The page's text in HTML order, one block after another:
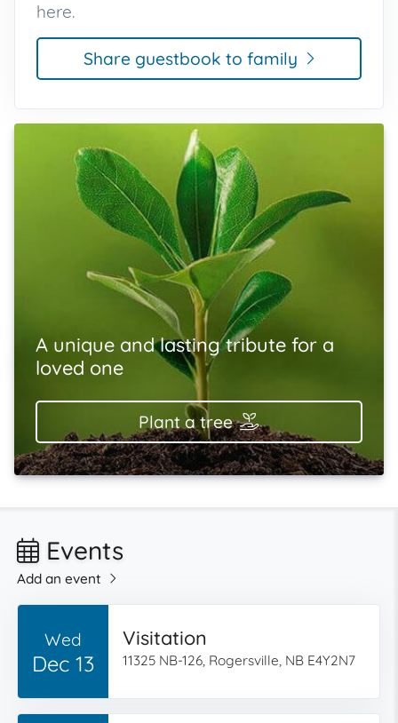
here.
Share guestbook to family
A unique and lasting tribute for a
loved one
Plant a tree
Events
Add an event
Wed
Dec 13
Visitation
11325 NB-126, Rogersville, NB E4Y2N7